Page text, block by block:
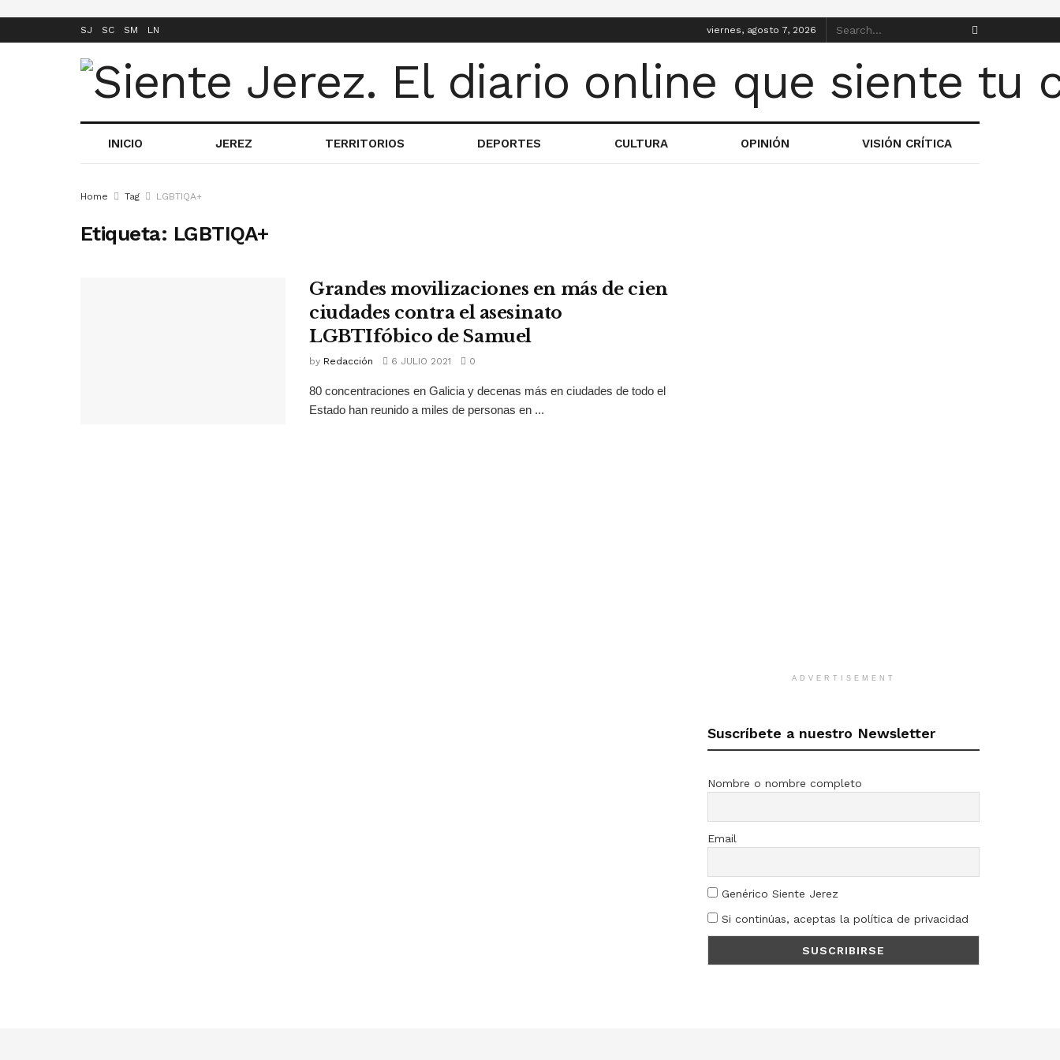
SJ SC SM LN viernes, agosto 7, 2026
INICIO JEREZ TERRITORIOS DEPORTES CULTURA OPINIÓN VISIÓN CRÍTICA
Home Tag LGBTIQA+
Etiqueta: LGBTIQA+
Grandes movilizaciones en más de cien
ciudades contra el asesinato
LGBTIfóbico de Samuel
by Redacción 6 JULIO 2021 0
80 concentraciones en Galicia y decenas más en ciudades de todo el
Estado han reunido a miles de personas en ...
ADVERTISEMENT
Suscríbete a nuestro Newsletter
Nombre o nombre completo
Email
Genérico Siente Jerez
Si continúas, aceptas la política de privacidad